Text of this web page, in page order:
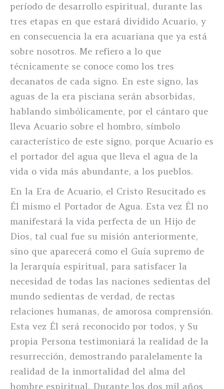
período de desarrollo espiritual, durante las
tres etapas en que estará dividido Acuario, y
en consecuencia la era acuariana que ya está
sobre nosotros. Me refiero a lo que
técnicamente se conoce como los tres
decanatos de cada signo. En este signo, las
aguas de la era pisciana serán absorbidas,
hablando simbólicamente, por el cántaro que
lleva Acuario sobre el hombro, símbolo
característico de este signo, porque Acuario es
el portador del agua que lleva el agua de la
vida o vida más abundante, a los pueblos.
En la Era de Acuario, el Cristo Resucitado es
Él mismo el Portador de Agua. Esta vez Él no
manifestará la vida perfecta de un Hijo de
Dios, tal cual fue su misión anteriormente,
sino que aparecerá como el Guía supremo de
la Jerarquía espiritual, para satisfacer la
necesidad de todas las naciones sedientas del
mundo sedientas de verdad, de rectas
relaciones humanas, de amorosa comprensión.
Esta vez Él será reconocido por todos, y Su
propia Persona testimoniará la realidad de la
resurrección, demostrando paralelamente la
realidad de la inmortalidad del alma del
hombre espiritual. Durante los dos mil años